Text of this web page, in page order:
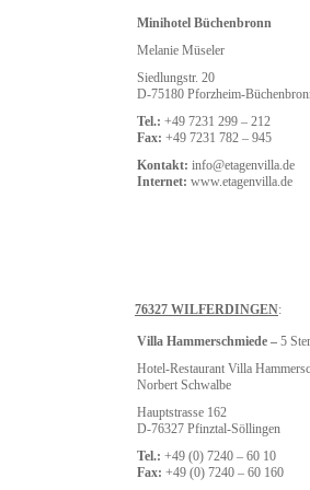
Minihotel Büchenbronn
Melanie Müseler
Siedlungstr. 20
D-75180 Pforzheim-
Tel.: +49 7231 299 – 212
Fax: +49 7231 782 – 945
Kontakt: info@etagenvilla.de
Internet: www.etagenvilla.de
76327 WILFERDINGEN:
Villa Hammerschmiede – 5
Hotel-Restaurant Villa
Norbert Schwalbe
Hauptstrasse 162
D-76327 Pfinztal-Söllingen
Tel.: +49 (0) 7240 – 60 10
Fax: +49 (0) 7240 – 60 160